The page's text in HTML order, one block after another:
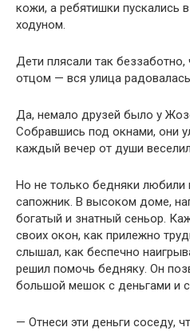
кожи, а ребятишки пускались
ходуном.
Дети плясали так беззаботно,
отцом — вся улица
Да, немало друзей было у
Собравшись под окнами, они
каждый вечер от души
Но не только бедняки любили
сапожник. В высоком доме,
богатый и знатный сеньор.
своих окон, как прилежно
слышал, как беспечно
решил помочь бедняку. Он
большой мешок с деньгами и
— Отнеси эти деньги соседу,